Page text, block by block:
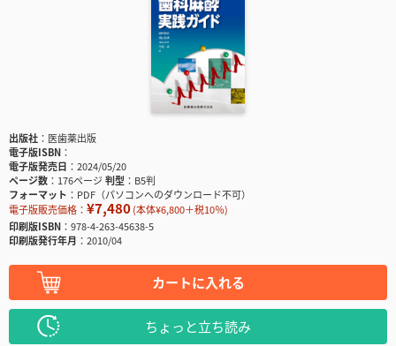
出版社
医歯薬出版
電子版ISBN
電子版発売日
2024/05/20
ページ数
176ページ判型
B5判
フォーマット
PDF（パソコンへのダウンロード不可）
電子版販売価格： ¥7,480(本体¥6,800＋税10％)
印刷版ISBN
978-4-263-45638-5
印刷版発行年月
2010/04
カートに入れる
ちょっと立ち読み